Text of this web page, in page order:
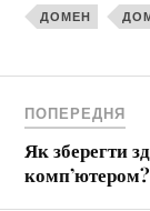
ДОМЕН
ПОПЕРЕДНЯ
Як зберегти
комп’ютером?